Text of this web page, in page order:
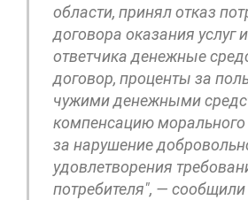
области, принял отказ
договора оказания услуг
ответчика денежные
договор, проценты за
чужими денежными
компенсацию
за нарушение
удовлетворения
потребителя", — сообщили